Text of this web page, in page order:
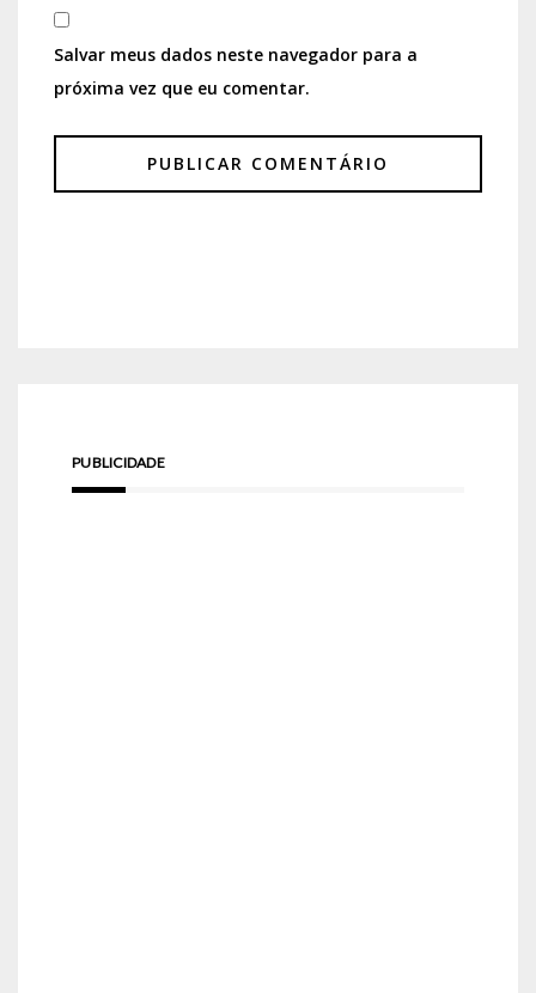
Salvar meus dados neste navegador para a
próxima vez que eu comentar.
PUBLICIDADE